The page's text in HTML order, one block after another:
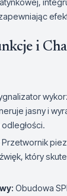
i
jasny i
Przetwornik
który
Obudowa